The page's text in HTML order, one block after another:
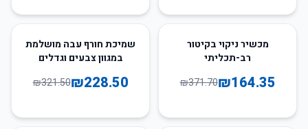
מכשיר ניקוי בקיטור
רב-תכליתי
₪164.35
₪371.70
29%שמיכת חורף עבה מושלמת
במגוון צבעים וגדלים
₪228.50
₪321.50